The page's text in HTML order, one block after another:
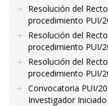
Resolución del
procedimiento PUI/
Resolución del
procedimiento PUI/
Resolución del
procedimiento PUI/
Convocatoria PUI/
Investigador Iniciado